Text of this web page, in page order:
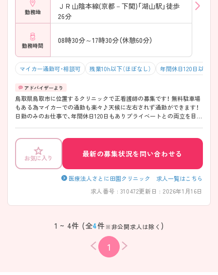
勤務地
ＪＲ山陰本線(京都－下関)「湖山駅」徒歩
26分
勤務時間
08時30分～17時30分（休憩60分）
マイカー通勤可・相談可 残業10h以下（ほぼなし） 年間休日120日以上
鳥取県鳥取市に位置するクリニックで正看護師の募集です！ 無料駐車場
もある為マイカーでの通勤も楽々♪天候に左右されず通勤ができます！
日勤のみのお仕事で、年間休日120日もありプライベートとの両立を目指
タートできます。 こちらの求人にご興味がございましたら面接のポイン
トもお伝えしますので是非ご応募お待ちしております。
お気に入り
最新の募集状況を問い合わせる
医療法人さとに田園クリニック 求人一覧はこちら
求人番号 : 310472更新日 : 2026年1月16日
1 ~ 4件 (全4件※非公開求人は除く )
1